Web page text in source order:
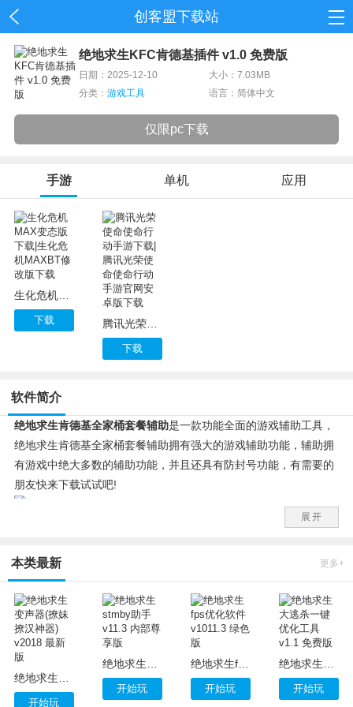
创客盟下载站
首页
资讯
绝地求生KFC肯德基插件 v1.0 免费版
日期：2025-12-10
大小：7.03MB
分类： 游戏工具 语言：简体中文
仅限pc下载
手游 单机 应用
生化危机MAX变态版下载|生化危机MAXBT修改版下载
下载 腾讯光荣使命使命行动手游下载|腾讯光荣使命使命行动手游官网安卓版下载
下载
软件简介
绝地求生肯德基全家桶套餐辅助是一款功能全面的游戏辅助工具，
绝地求生肯德基全家桶套餐辅助拥有强大的游戏辅助功能，辅助拥
有游戏中绝大多数的辅助功能，并且还具有防封号功能，有需要的
朋友快来下载试试吧!
主播无后座
极致无后座
完美无后座
视觉区：
人物上色
抹除草地
板砖除草
屏蔽雨天雾天
展开
本类最新 更多+
开始玩
开始玩
绝地求生fps优化软件 v1011.3 绿色版
开始玩 开始玩